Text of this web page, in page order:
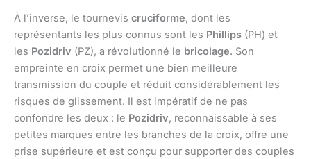
À l’inverse, le tournevis cruciforme, dont les
représentants les plus connus sont les Phillips (PH) et
les Pozidriv (PZ), a révolutionné le bricolage. Son
empreinte en croix permet une bien meilleure
transmission du couple et réduit considérablement les
risques de glissement. Il est impératif de ne pas
confondre les deux : le Pozidriv, reconnaissable à ses
petites marques entre les branches de la croix, offre une
prise supérieure et est conçu pour supporter des couples